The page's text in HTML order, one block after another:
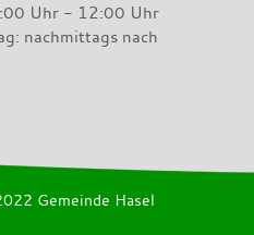
Uhr - 12:00 Uhr
nachmittags nach
Gemeinde Hasel